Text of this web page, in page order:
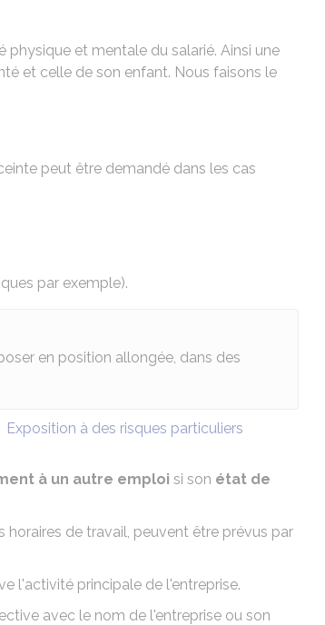
et mentale du salarié. Ainsi une
et celle de son enfant. Nous faisons le
peut être demandé dans les cas
par exemple).
en position allongée, dans des
Exposition à des risques particuliers
à un autre emploi si son état de
de travail, peuvent être prévus par
l'activité principale de l'entreprise.
avec le nom de l'entreprise ou son